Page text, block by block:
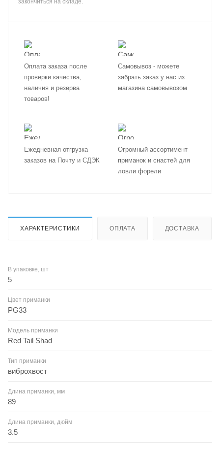
закончиться на складе.
Оплата заказа после
проверки качества,
наличия и резерва
товаров!
Самовывоз - можете
забрать заказ у нас из
магазина самовывозом
Ежедневная отгрузка
заказов на Почту и СДЭК
Огромный ассортимент
приманок и снастей для
ловли форели
ХАРАКТЕРИСТИКИ ОПЛАТА ДОСТАВКА
В упаковке, шт
5
Цвет приманки
PG33
Модель приманки
Red Tail Shad
Тип приманки
виброхвост
Длина приманки, мм
89
Длина приманки, дюйм
3.5